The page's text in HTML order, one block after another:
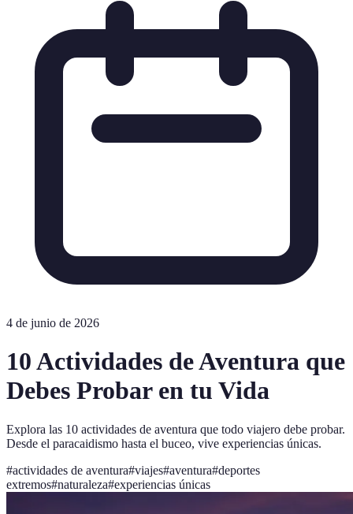
4 de junio de 2026
10 Actividades de Aventura que
Debes Probar en tu Vida
Explora las 10 actividades de aventura que todo viajero debe probar.
Desde el paracaidismo hasta el buceo, vive experiencias únicas.
#actividades de aventura#viajes#aventura#deportes
extremos#naturaleza#experiencias únicas